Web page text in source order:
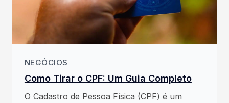
NEGÓCIOS
Como Tirar o CPF: Um Guia Completo
O Cadastro de Pessoa Física (CPF) é um